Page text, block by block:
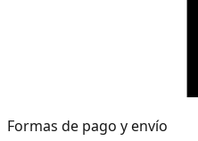
Formas de pago y envío